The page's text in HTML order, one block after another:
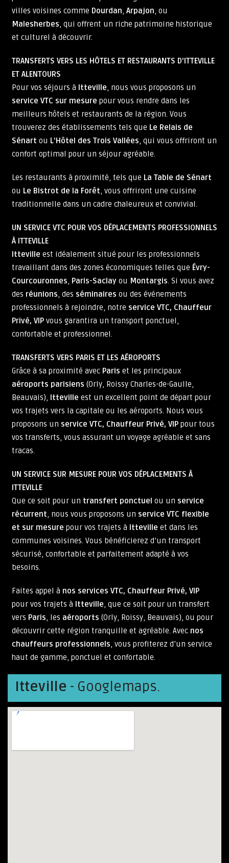
villes voisines comme Dourdan, Arpajon, ou
Malesherbes, qui offrent un riche patrimoine historique
et culturel à découvrir.
TRANSFERTS VERS LES HÔTELS ET RESTAURANTS D'ITTEVILLE
ET ALENTOURS
Pour vos séjours à Itteville, nous vous proposons un
service VTC sur mesure pour vous rendre dans les
meilleurs hôtels et restaurants de la région. Vous
trouverez des établissements tels que Le Relais de
Sénart ou L'Hôtel des Trois Vallées, qui vous offriront un
confort optimal pour un séjour agréable.
Les restaurants à proximité, tels que La Table de Sénart
ou Le Bistrot de la Forêt, vous offriront une cuisine
traditionnelle dans un cadre chaleureux et convivial.
UN SERVICE VTC POUR VOS DÉPLACEMENTS PROFESSIONNELS
À ITTEVILLE
Itteville est idéalement situé pour les professionnels
travaillant dans des zones économiques telles que Évry-
Courcouronnes, Paris-Saclay ou Montargis. Si vous avez
des réunions, des séminaires ou des événements
professionnels à rejoindre, notre service VTC, Chauffeur
Privé, VIP vous garantira un transport ponctuel,
confortable et professionnel.
TRANSFERTS VERS PARIS ET LES AÉROPORTS
Grâce à sa proximité avec Paris et les principaux
aéroports parisiens (Orly, Roissy Charles-de-Gaulle,
Beauvais), Itteville est un excellent point de départ pour
vos trajets vers la capitale ou les aéroports. Nous vous
proposons un service VTC, Chauffeur Privé, VIP pour tous
vos transferts, vous assurant un voyage agréable et sans
tracas.
UN SERVICE SUR MESURE POUR VOS DÉPLACEMENTS À
ITTEVILLE
Que ce soit pour un transfert ponctuel ou un service
récurrent, nous vous proposons un service VTC flexible
et sur mesure pour vos trajets à Itteville et dans les
communes voisines. Vous bénéficierez d’un transport
sécurisé, confortable et parfaitement adapté à vos
besoins.
Faites appel à nos services VTC, Chauffeur Privé, VIP
pour vos trajets à Itteville, que ce soit pour un transfert
vers Paris, les aéroports (Orly, Roissy, Beauvais), ou pour
découvrir cette région tranquille et agréable. Avec nos
chauffeurs professionnels, vous profiterez d’un service
haut de gamme, ponctuel et confortable.
Itteville - Googlemaps.